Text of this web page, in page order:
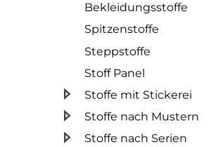
Bekleidungsstoffe
Spitzenstoffe
Steppstoffe
Stoff Panel
Stoffe mit Stickerei
Stoffe nach Mustern
Stoffe nach Serien